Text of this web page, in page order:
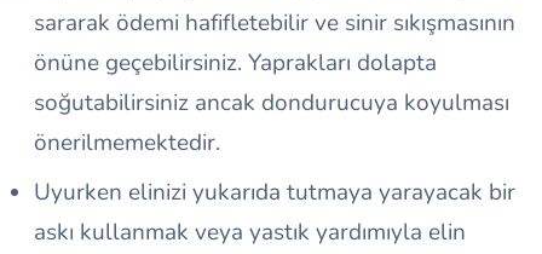
sararak ödemi hafifletebilir ve sinir sıkışmasının
önüne geçebilirsiniz. Yaprakları dolapta
soğutabilirsiniz ancak dondurucuya koyulması
önerilmemektedir.
Uyurken elinizi yukarıda tutmaya yarayacak bir
askı kullanmak veya yastık yardımıyla elin